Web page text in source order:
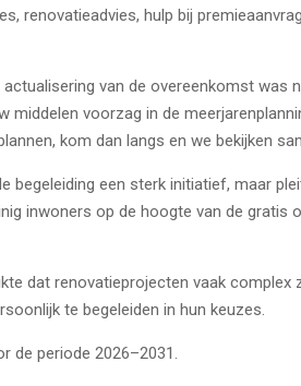
renovatieadvies, hulp bij
van de overeenkomst was
middelen voorzag in de
kom dan langs en we bekijken
begeleiding een sterk initiatief, maar
inwoners op de hoogte van de gratis
dat renovatieprojecten vaak complex
te begeleiden in hun keuzes.
de periode 2026–2031.